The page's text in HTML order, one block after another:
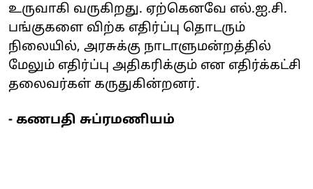
உருவாகி வருகிறது. ஏற்கெனவே எல்.ஐ.சி.
பங்குகளை விற்க எதிர்ப்பு தொடரும்
நிலையில், அரசுக்கு நாடாளுமன்றத்தில்
மேலும் எதிர்ப்பு அதிகரிக்கும் என எதிர்க்கட்சி
தலைவர்கள் கருதுகின்றனர்.
- கணபதி சுப்ரமணியம்